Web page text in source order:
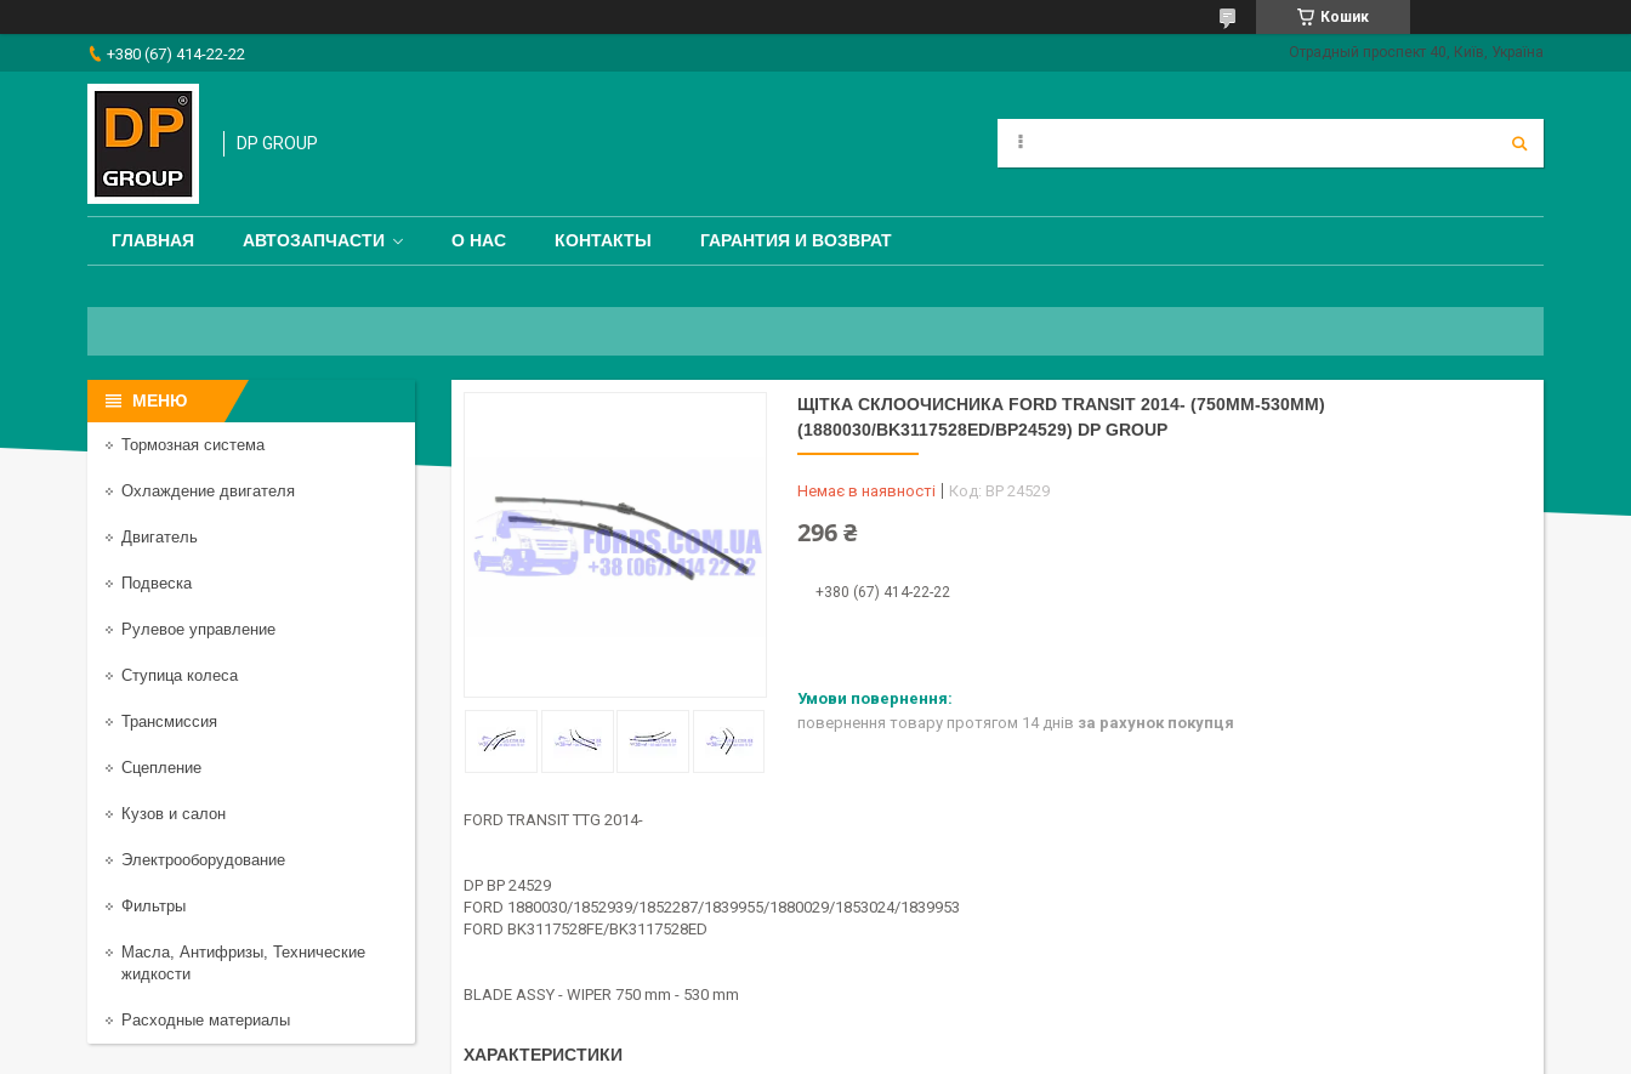
Кошик
+380 (67) 414-22-22 Отрадный проспект 40, Київ, Україна
DP GROUP
ГЛАВНАЯ АВТОЗАПЧАСТИ О НАС КОНТАКТЫ ГАРАНТИЯ И ВОЗВРАТ
ЩІТКА СКЛООЧИСНИКА FORD TRANSIT 2014- (750MM-530MM)
(1880030/BK3117528ED/BP24529) DP GROUP
Немає в наявності Код: BP 24529
296 ₴
+380 (67) 414-22-22
повернення товару протягом 14 днів за рахунок покупця
FORD TRANSIT TTG 2014-
DP BP 24529
FORD 1880030/1852939/1852287/1839955/1880029/1853024/1839953
FORD BK3117528FE/BK3117528ED
BLADE ASSY - WIPER 750 mm - 530 mm
ХАРАКТЕРИСТИКИ
Тормозная система
Охлаждение двигателя
Двигатель
Подвеска
Рулевое управление
Ступица колеса
Трансмиссия
Сцепление
Кузов и салон
Электрооборудование
Фильтры
Масла, Антифризы, Технические
жидкости
Расходные материалы